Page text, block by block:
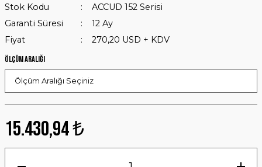
Stok Kodu
ACCUD 152 Serisi
Garanti Süresi
12 Ay
Fiyat
270,20 USD + KDV
Ölçüm Aralığı
15.430,94 ₺